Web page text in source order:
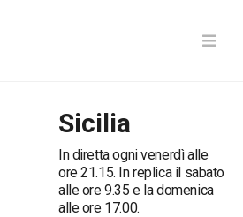
Sicilia
In diretta ogni venerdì alle
ore 21.15. In replica il sabato
alle ore 9.35 e la domenica
alle ore 17.00.